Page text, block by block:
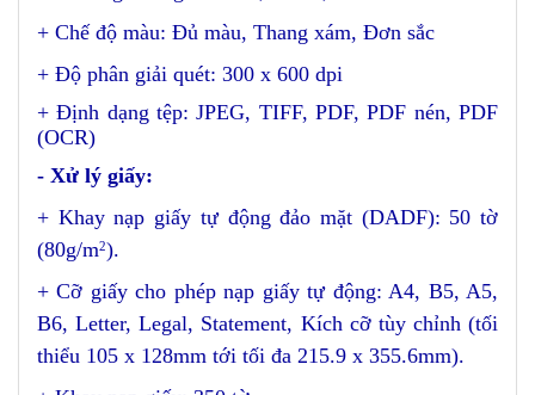
+ Chế độ màu: Đủ màu, Thang xám, Đơn sắc
+ Độ phân giải quét: 300 x 600 dpi
+ Định dạng tệp: JPEG, TIFF, PDF, PDF nén, PDF
(OCR)
- Xử lý giấy:
+ Khay nạp giấy tự động đảo mặt (DADF): 50 tờ
(80g/m2).
+ Cỡ giấy cho phép nạp giấy tự động: A4, B5, A5,
B6, Letter, Legal, Statement, Kích cỡ tùy chỉnh (tối
thiểu 105 x 128mm tới tối đa 215.9 x 355.6mm).